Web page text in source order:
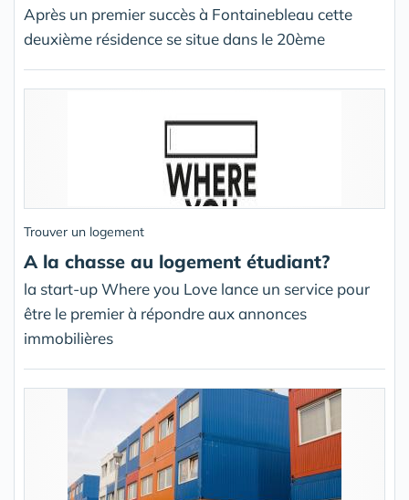
Après un premier succès à Fontainebleau cette
deuxième résidence se situe dans le 20ème
Trouver un logement
A la chasse au logement étudiant?
la start-up Where you Love lance un service pour
être le premier à répondre aux annonces
immobilières